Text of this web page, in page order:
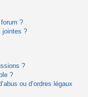
?
jointes ?
?
?
ou d’ordres légaux